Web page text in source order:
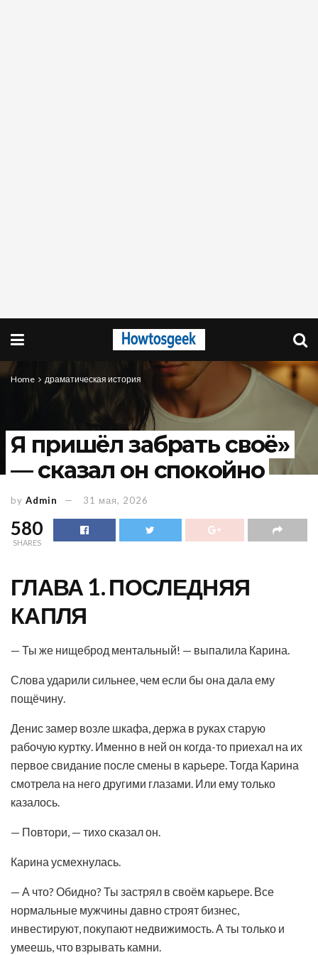
Home драматическая история
Я пришёл забрать своё»
— сказал он спокойно
by Admin 31 мая, 2026
580
SHARES
ГЛАВА 1. ПОСЛЕДНЯЯ
КАПЛЯ
— Ты же нищеброд ментальный! — выпалила Карина.
Слова ударили сильнее, чем если бы она дала ему
пощёчину.
Денис замер возле шкафа, держа в руках старую
рабочую куртку. Именно в ней он когда-то приехал на их
первое свидание после смены в карьере. Тогда Карина
смотрела на него другими глазами. Или ему только
казалось.
— Повтори, — тихо сказал он.
Карина усмехнулась.
— А что? Обидно? Ты застрял в своём карьере. Все
нормальные мужчины давно строят бизнес,
инвестируют, покупают недвижимость. А ты только и
умеешь, что взрывать камни.